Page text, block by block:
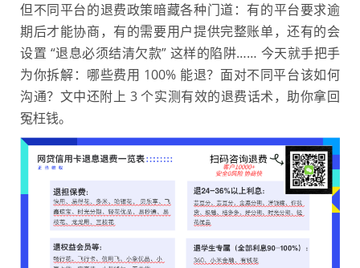
但不同平台的退费政策暗藏各种门道：有的平台要求逾
期后才能协商，有的需要用户提供完整账单，还有的会
设置 “退息必须结清欠款” 这样的陷阱…… 今天就手把手
为你拆解：哪些费用 100% 能退？面对不同平台该如何
沟通？文中还附上 3 个实测有效的退费话术，助你拿回
冤枉钱。